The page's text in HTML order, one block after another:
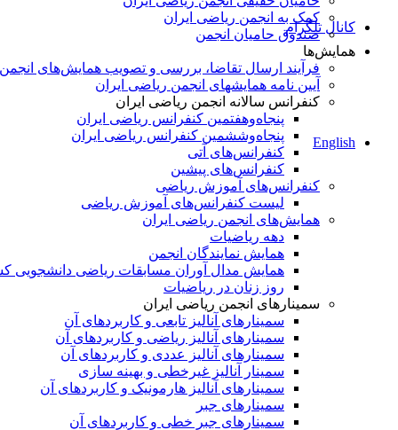
کانال تلگرام
English
کمک به انجمن ریاضی ایران
صندوق حامیان انجمن
همایش‌ها
فرآیند ارسال تقاضا، بررسی و تصویب همایش‌های انجمن
آیین نامه همایشهای انجمن ریاضی ایران
کنفرانس‌ سالانه انجمن ریاضی ایران
پنجاه‌و‌هفتمین کنفرانس ریاضی ایران
پنجاه‌و‌ششمین کنفرانس ریاضی ایران
کنفرانس‌های آتی
کنفرانس‎‌های پیشین
کنفرانس‌های آموزش ریاضی
لیست کنفرانس‌های آموزش ریاضی
همایش‌های انجمن ریاضی ایران
دهه ریاضیات
همایش نمایندگان انجمن
همایش مدال آوران مسابقات ریاضی دانشجویی
روز زنان در ریاضیات
سمینارهای انجمن ریاضی ایران
سمینارهای آنالیز تابعی و کاربردهای آن
سمینارهای آنالیز ریاضی و کاربردهای آن
سمینارهای آنالیز عددی و کاربردهای آن
سمینار آنالیز غیرخطی و بهینه سازی
سمینارهای آنالیز هارمونیک و کاربردهای آن
سمینار‌های جبر
سمینارهای جبر خطی و کاربردهای آن